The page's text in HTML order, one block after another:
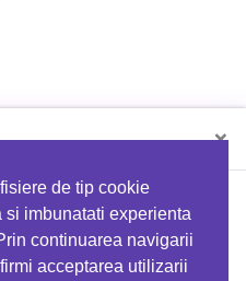
de tip cookie
si imbunatati experienta
continuarea navigarii
acceptarea utilizarii
×